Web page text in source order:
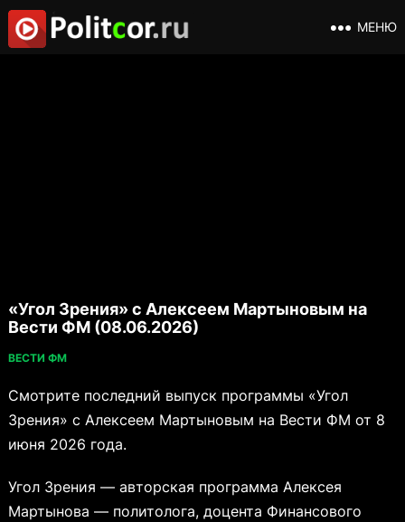
МЕНЮ
«Угол Зрения» с Алексеем Мартыновым на
Вести ФМ (08.06.2026)
ВЕСТИ ФМ
Смотрите последний выпуск программы «Угол
Зрения» с Алексеем Мартыновым на Вести ФМ от 8
июня 2026 года.
Угол Зрения — авторская программа Алексея
Мартынова — политолога, доцента Финансового